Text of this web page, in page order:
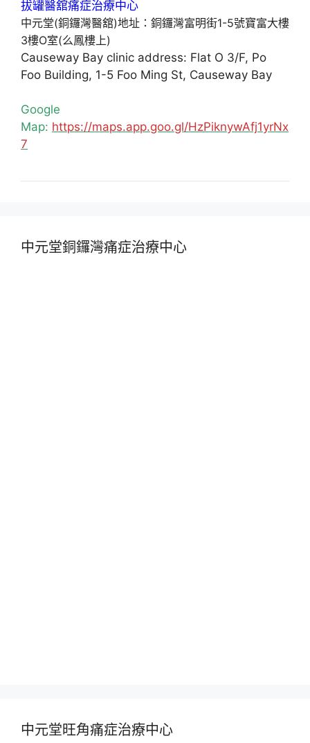
中元堂(銅鑼灣醫舘)地址：銅鑼灣富明街1-5號寶富大樓
3樓O室(么鳳樓上)
Causeway Bay clinic address: Flat O 3/F, Po
Foo Building, 1-5 Foo Ming St, Causeway Bay
Google
Map: https://maps.app.goo.gl/HzPiknywAfj1yrNx
7
中元堂銅鑼灣痛症治療中心
中元堂旺角痛症治療中心